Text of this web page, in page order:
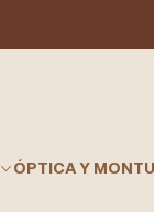
ÓPTICA Y